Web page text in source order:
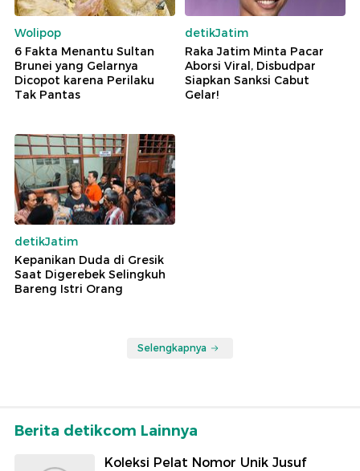
Wolipop
6 Fakta Menantu Sultan
Brunei yang Gelarnya
Dicopot karena Perilaku
Tak Pantas
detikJatim
Raka Jatim Minta Pacar
Aborsi Viral, Disbudpar
Siapkan Sanksi Cabut
Gelar!
detikJatim
Kepanikan Duda di Gresik
Saat Digerebek Selingkuh
Bareng Istri Orang
Selengkapnya
Berita detikcom Lainnya
Koleksi Pelat Nomor Unik Jusuf